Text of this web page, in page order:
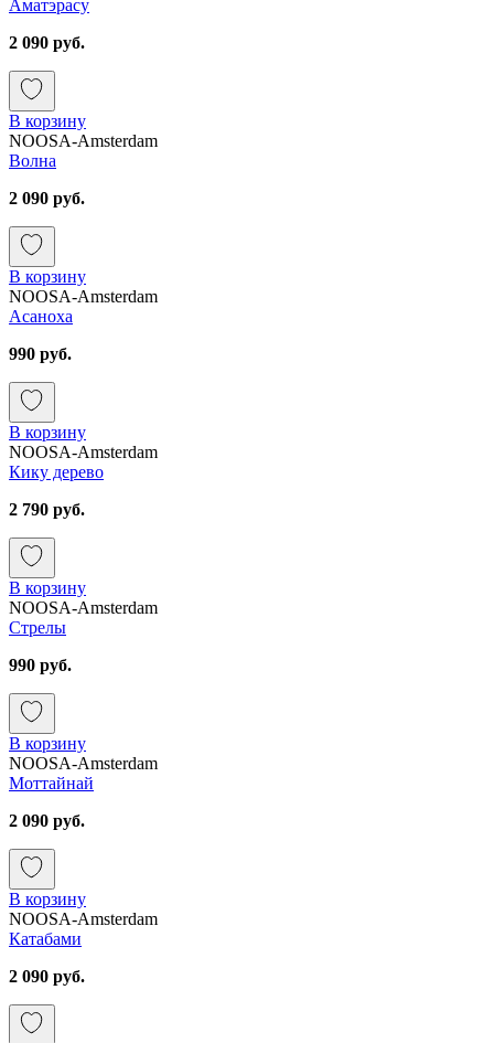
Аматэрасу
2 090 руб.
В корзину
NOOSA-Amsterdam
Волна
2 090 руб.
В корзину
NOOSA-Amsterdam
Асаноха
990 руб.
В корзину
NOOSA-Amsterdam
Кику дерево
2 790 руб.
В корзину
NOOSA-Amsterdam
Стрелы
990 руб.
В корзину
NOOSA-Amsterdam
Моттайнай
2 090 руб.
В корзину
NOOSA-Amsterdam
Катабами
2 090 руб.